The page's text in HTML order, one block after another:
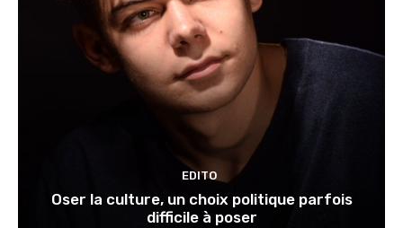
EDITO
Oser la culture, un choix politique parfois
difficile à poser